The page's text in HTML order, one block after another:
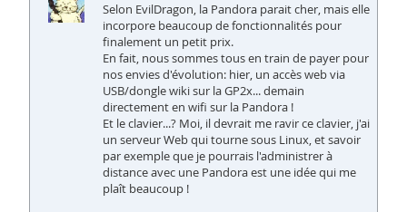
Selon EvilDragon, la Pandora parait cher, mais elle
incorpore beaucoup de fonctionnalités pour
finalement un petit prix.
En fait, nous sommes tous en train de payer pour
nos envies d'évolution: hier, un accès web via
USB/dongle wiki sur la GP2x... demain
directement en wifi sur la Pandora !
Et le clavier...? Moi, il devrait me ravir ce clavier, j'ai
un serveur Web qui tourne sous Linux, et savoir
par exemple que je pourrais l'administrer à
distance avec une Pandora est une idée qui me
plaît beaucoup !